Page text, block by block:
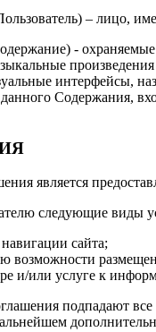
– лицо,
-
интерфейсы,
Содержания,
является
следующие виды
сайта;
возможности
и/или услуге к
подпадают